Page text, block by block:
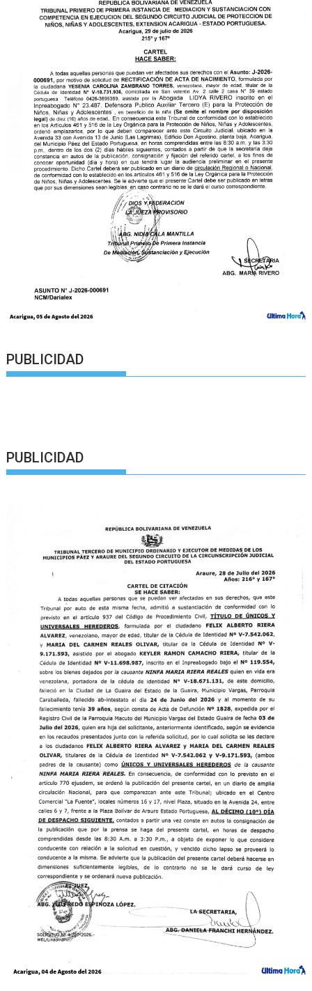
PUBLICIDAD
PUBLICIDAD